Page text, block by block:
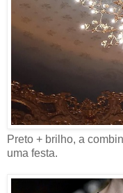
Preto + brilho, a
uma festa.